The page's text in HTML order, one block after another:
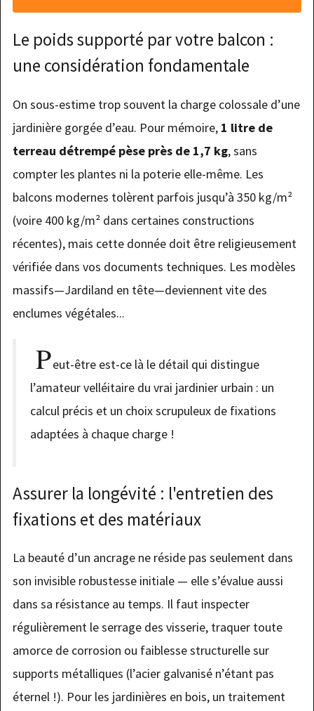
Le poids supporté par votre balcon :
une considération fondamentale
On sous-estime trop souvent la charge colossale d’une
jardinière gorgée d’eau. Pour mémoire, 1 litre de
terreau détrempé pèse près de 1,7 kg, sans
compter les plantes ni la poterie elle-même. Les
balcons modernes tolèrent parfois jusqu’à 350 kg/m²
(voire 400 kg/m² dans certaines constructions
récentes), mais cette donnée doit être religieusement
vérifiée dans vos documents techniques. Les modèles
massifs—Jardiland en tête—deviennent vite des
enclumes végétales...
Peut-être est-ce là le détail qui distingue
l’amateur velléitaire du vrai jardinier urbain : un
calcul précis et un choix scrupuleux de fixations
adaptées à chaque charge !
Assurer la longévité : l'entretien des
fixations et des matériaux
La beauté d’un ancrage ne réside pas seulement dans
son invisible robustesse initiale — elle s’évalue aussi
dans sa résistance au temps. Il faut inspecter
régulièrement le serrage des visserie, traquer toute
amorce de corrosion ou faiblesse structurelle sur
supports métalliques (l’acier galvanisé n’étant pas
éternel !). Pour les jardinières en bois, un traitement